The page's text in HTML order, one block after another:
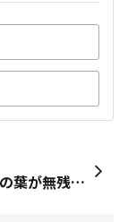
モッコクの葉が無残な姿になってきた